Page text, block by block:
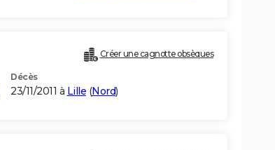
Créer une cagnotte obsèques
Décès
23/11/2011 à Lille (Nord)